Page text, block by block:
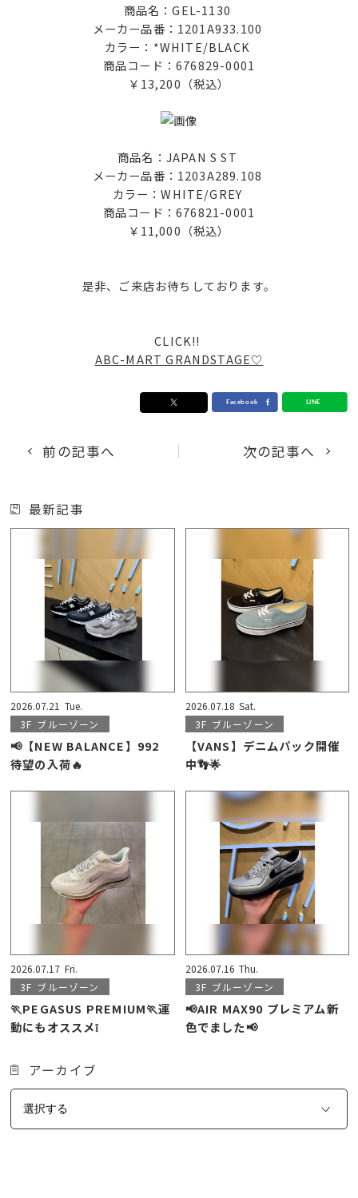
商品名：GEL-1130
メーカー品番：1201A933.100
カラー：*WHITE/BLACK
商品コード：676829-0001
￥13,200（税込）
商品名：JAPAN S ST
メーカー品番：1203A289.108
カラー：WHITE/GREY
商品コード：676821-0001
￥11,000（税込）
是非、ご来店お待ちしております。
CLICK!!
ABC-MART GRANDSTAGE♡
前の記事へ 次の記事へ
最新記事
2026.07.21 Tue.
3F ブルーゾーン
📢【NEW BALANCE】992
待望の入荷🔥
2026.07.18 Sat.
3F ブルーゾーン
【VANS】デニムパック開催
中👣🌟
2026.07.17 Fri.
3F ブルーゾーン
🏃PEGASUS PREMIUM🏃運
動にもオススメ❕
2026.07.16 Thu.
3F ブルーゾーン
📢AIR MAX90 プレミアム新
色でました📢
アーカイブ